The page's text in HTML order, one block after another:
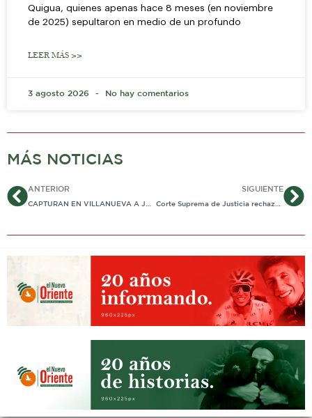
Quigua, quienes apenas hace 8 meses (en noviembre
de 2025) sepultaron en medio de un profundo
LEER MÁS >>
3 agosto 2026 No hay comentarios
MÁS NOTICIAS
AntANTERIOR
CAPTURAN EN VILLANUEVA A JOVEN DE 23 AÑOS POR PRESUNTA VENTA DE VIDEOS PORNOGRÁFICOS A CLIENTES EN ESTADOS UNIDOS
SIGUIENTE
Corte Suprema de Justicia rechaza presiones e injerencias indebidas